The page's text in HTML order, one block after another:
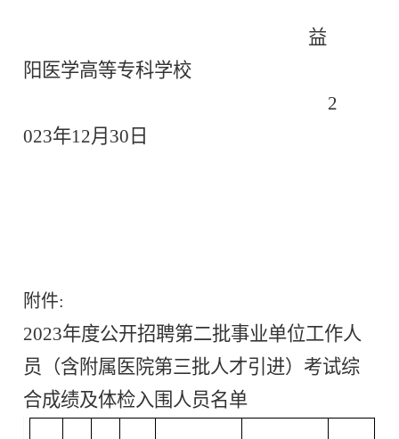
益
阳医学高等专科学校
2
023年12月 30 日
附件:
2023年度公开招聘第二批事业单位工作人
员（含附属医院第三批人才引进）考试综
合成绩及体检入围人员名单